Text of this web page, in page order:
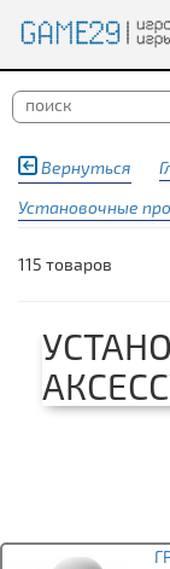
Вернуться
Установочные
115 товаров